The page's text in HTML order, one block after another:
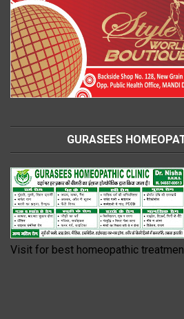
GURASEES
Visit for best homeopathic